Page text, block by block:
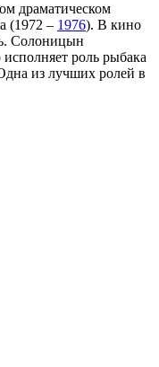
драматическом
(1972 – 1976). В кино
Солоницын
исполняет роль рыбака
из лучших ролей в